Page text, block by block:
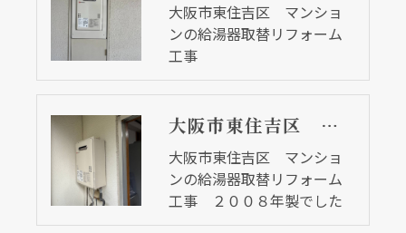
大阪市東住吉区 マンショ
ンの給湯器取替リフォーム
工事
大阪市東住吉区 マンションの給湯器取替リフォーム工事 ２００８年製でした
大阪市東住吉区 マンショ
ンの給湯器取替リフォーム
工事 ２００８年製でした